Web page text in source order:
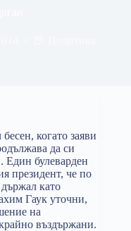
когато заяви
да си
Един булеварден
президент, че по
като
Гаук уточни,
на
въздържани.